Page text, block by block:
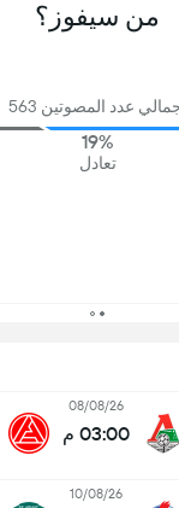
08/08/26
03:00 م
10/08/26
من سيفوز؟
عدد المصوتين 563
19%
تعادل